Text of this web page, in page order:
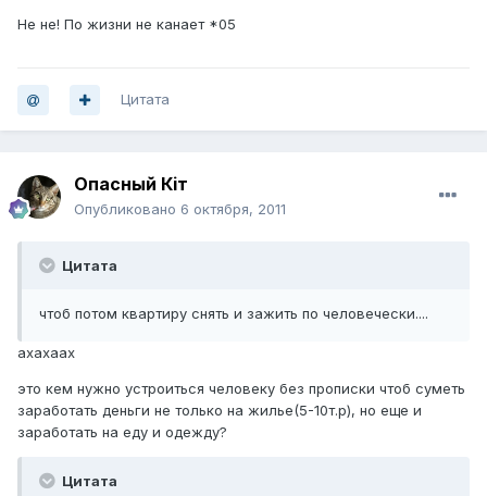
Не не! По жизни не канает *05
Цитата
Опасный Кiт
Опубликовано 6 октября, 2011
Цитата
чтоб потом квартиру снять и зажить по человечески....
ахахаах
это кем нужно устроиться человеку без прописки чтоб суметь
заработать деньги не только на жилье(5-10т.р), но еще и
заработать на еду и одежду?
Цитата